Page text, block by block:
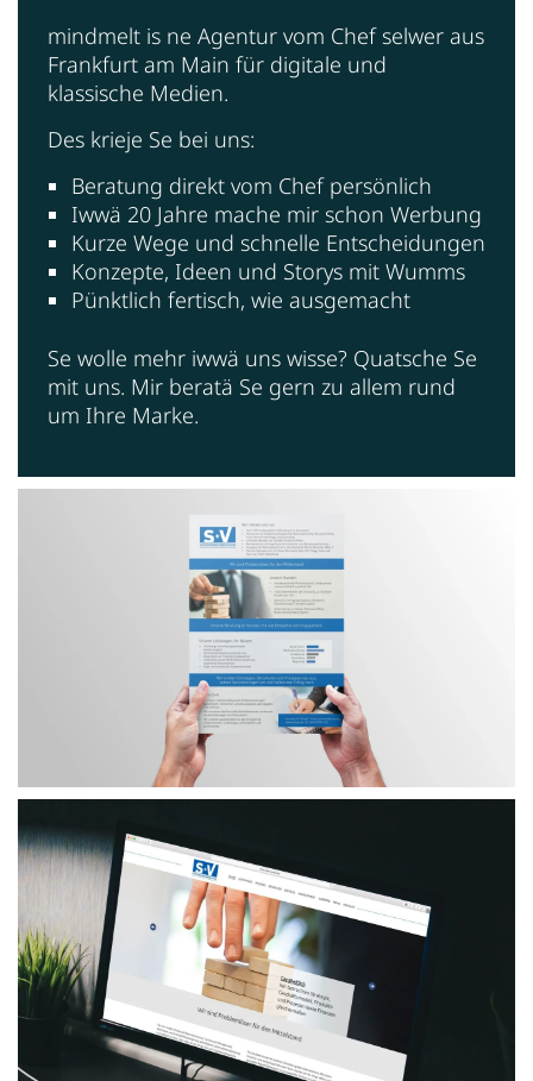
mindmelt is ne Agentur vom Chef selwer aus
Frankfurt am Main für digitale und
klassische Medien.
Des krieje Se bei uns:
Beratung direkt vom Chef persönlich
Iwwä 20 Jahre mache mir schon Werbung
Kurze Wege und schnelle Entscheidungen
Konzepte, Ideen und Storys mit Wumms
Pünktlich fertisch, wie ausgemacht
Se wolle mehr iwwä uns wisse? Quatsche Se
mit uns. Mir beratä Se gern zu allem rund
um Ihre Marke.